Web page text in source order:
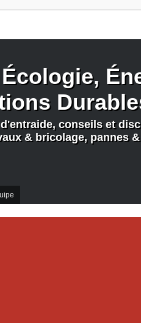
conseils et
& bricolage, pannes